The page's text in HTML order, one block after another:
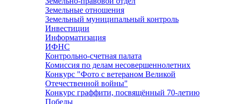
Земельные отношения
Земельный муниципальный контроль
Инвестиции
Информатизация
ИФНС
Контрольно-счетная палата
Комиссия по делам несовершеннолетних
Конкурс "Фото с ветераном Великой
Отечественной войны"
Конкурс граффити, посвящённый 70-летию
Победы